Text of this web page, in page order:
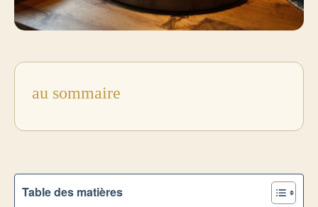
au sommaire
Table des matières